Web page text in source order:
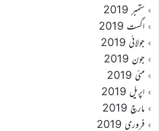
ستمبر 2019
اگست 2019
جولائی 2019
جون 2019
مئی 2019
اپریل 2019
مارچ 2019
فروری 2019